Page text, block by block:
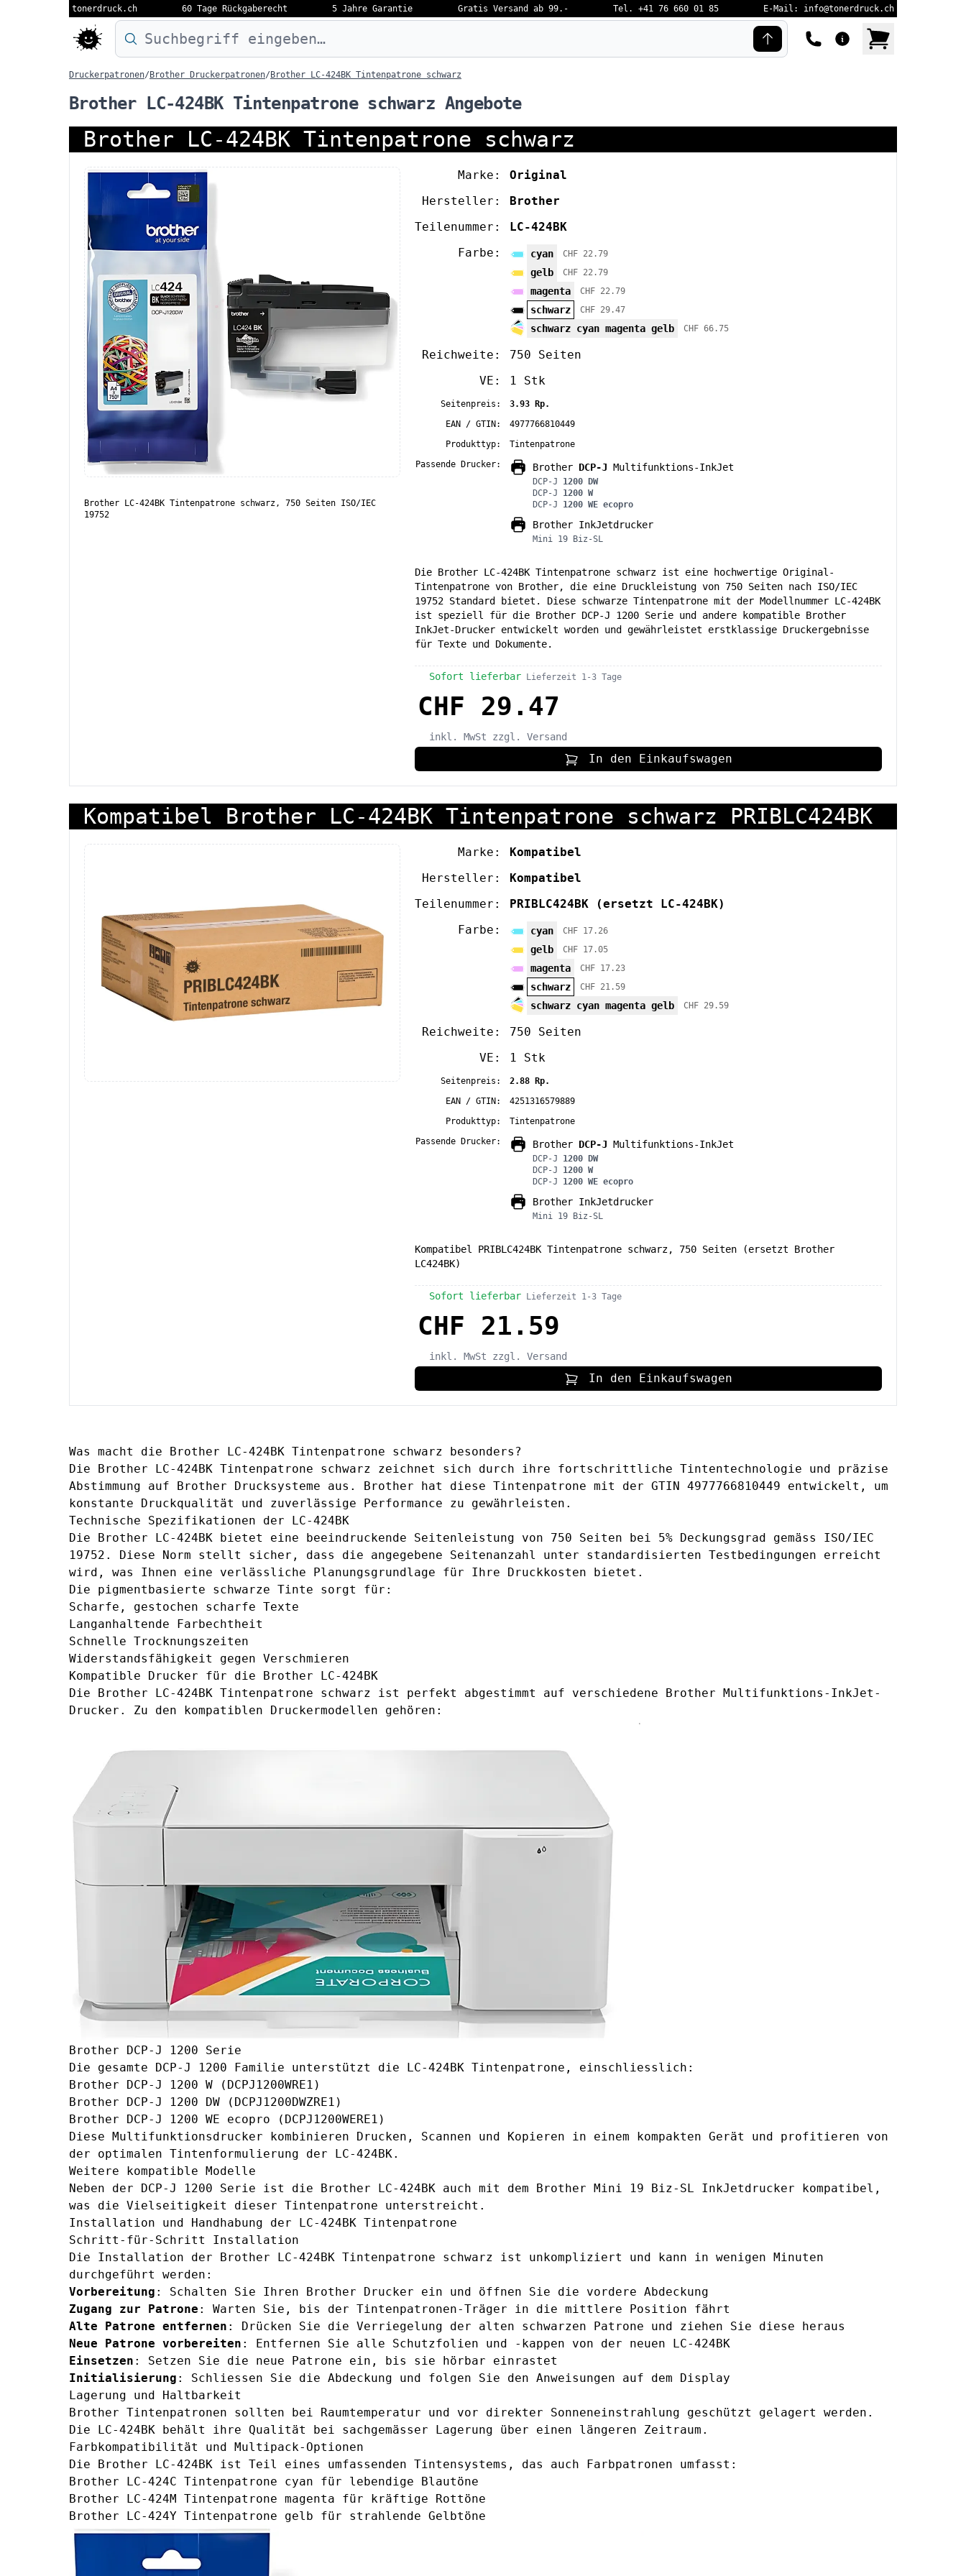
tonerdruck.ch 60 Tage Rückgaberecht 5 Jahre Garantie Gratis Versand ab 99.- Tel. +41 76 660 01 85 E-Mail: info@tonerdruck.ch
Druckermodell oder Produktnamen eingeben…
Druckerpatronen/ Brother Druckerpatronen/ Brother LC-424BK Tintenpatrone schwarz
Brother LC-424BK Tintenpatrone schwarz Angebote
Brother LC-424BK Tintenpatrone schwarz
Brother LC-424BK Tintenpatrone schwarz, 750 Seiten ISO/IEC
19752
Marke:
Original
Hersteller:
Brother
Teilenummer:
LC-424BK
Farbe:
cyan CHF 22.79
gelb CHF 22.79
magenta CHF 22.79
schwarz CHF 29.47
schwarz cyan magenta gelb CHF 66.75
Reichweite:
750 Seiten
VE:
1 Stk
Seitenpreis:
3.93 Rp.
EAN / GTIN:
4977766810449
Produkttyp:
Tintenpatrone
Passende Drucker:
Brother DCP-J Multifunktions-InkJet
DCP-J 1200 DW
DCP-J 1200 W
DCP-J 1200 WE ecopro
Brother InkJetdrucker
Mini 19 Biz-SL
Die Brother LC-424BK Tintenpatrone schwarz ist eine hochwertige Original-
Tintenpatrone von Brother, die eine Druckleistung von 750 Seiten nach ISO/IEC
19752 Standard bietet. Diese schwarze Tintenpatrone mit der Modellnummer LC-424BK
ist speziell für die Brother DCP-J 1200 Serie und andere kompatible Brother
InkJet-Drucker entwickelt worden und gewährleistet erstklassige Druckergebnisse
für Texte und Dokumente.
Sofort lieferbar Lieferzeit 1-3 Tage
CHF 29.47
inkl. MwSt zzgl. Versand
In den Einkaufswagen
Kompatibel Brother LC-424BK Tintenpatrone schwarz PRIBLC424BK
Marke:
Kompatibel
Hersteller:
Kompatibel
Teilenummer:
PRIBLC424BK
(ersetzt LC-424BK)
Farbe:
cyan CHF 17.26
gelb CHF 17.05
magenta CHF 17.23
schwarz CHF 21.59
schwarz cyan magenta gelb CHF 29.59
Reichweite:
750 Seiten
VE:
1 Stk
Seitenpreis:
2.88 Rp.
EAN / GTIN:
4251316579889
Produkttyp:
Tintenpatrone
Passende Drucker:
Brother DCP-J Multifunktions-InkJet
DCP-J 1200 DW
DCP-J 1200 W
DCP-J 1200 WE ecopro
Brother InkJetdrucker
Mini 19 Biz-SL
Kompatibel PRIBLC424BK Tintenpatrone schwarz, 750 Seiten (ersetzt Brother
LC424BK)
Sofort lieferbar Lieferzeit 1-3 Tage
CHF 21.59
inkl. MwSt zzgl. Versand
In den Einkaufswagen
Was macht die Brother LC-424BK Tintenpatrone schwarz besonders?
Die Brother LC-424BK Tintenpatrone schwarz zeichnet sich durch ihre fortschrittliche Tintentechnologie und präzise
Abstimmung auf Brother Drucksysteme aus. Brother hat diese Tintenpatrone mit der GTIN 4977766810449 entwickelt, um
konstante Druckqualität und zuverlässige Performance zu gewährleisten.
Technische Spezifikationen der LC-424BK
Die Brother LC-424BK bietet eine beeindruckende Seitenleistung von 750 Seiten bei 5% Deckungsgrad gemäss ISO/IEC
19752. Diese Norm stellt sicher, dass die angegebene Seitenanzahl unter standardisierten Testbedingungen erreicht
wird, was Ihnen eine verlässliche Planungsgrundlage für Ihre Druckkosten bietet.
Die pigmentbasierte schwarze Tinte sorgt für:
Scharfe, gestochen scharfe Texte
Langanhaltende Farbechtheit
Schnelle Trocknungszeiten
Widerstandsfähigkeit gegen Verschmieren
Kompatible Drucker für die Brother LC-424BK
Die Brother LC-424BK Tintenpatrone schwarz ist perfekt abgestimmt auf verschiedene Brother Multifunktions-InkJet-
Drucker. Zu den kompatiblen Druckermodellen gehören:
Brother DCP-J 1200 Serie
Die gesamte DCP-J 1200 Familie unterstützt die LC-424BK Tintenpatrone, einschliesslich:
Brother DCP-J 1200 W (DCPJ1200WRE1)
Brother DCP-J 1200 DW (DCPJ1200DWZRE1)
Brother DCP-J 1200 WE ecopro (DCPJ1200WERE1)
Diese Multifunktionsdrucker kombinieren Drucken, Scannen und Kopieren in einem kompakten Gerät und profitieren von
der optimalen Tintenformulierung der LC-424BK.
Weitere kompatible Modelle
Neben der DCP-J 1200 Serie ist die Brother LC-424BK auch mit dem Brother Mini 19 Biz-SL InkJetdrucker kompatibel,
was die Vielseitigkeit dieser Tintenpatrone unterstreicht.
Installation und Handhabung der LC-424BK Tintenpatrone
Schritt-für-Schritt Installation
Die Installation der Brother LC-424BK Tintenpatrone schwarz ist unkompliziert und kann in wenigen Minuten
durchgeführt werden:
Vorbereitung : Schalten Sie Ihren Brother Drucker ein und öffnen Sie die vordere Abdeckung
Zugang zur Patrone : Warten Sie, bis der Tintenpatronen-Träger in die mittlere Position fährt
Alte Patrone entfernen : Drücken Sie die Verriegelung der alten schwarzen Patrone und ziehen Sie diese heraus
Neue Patrone vorbereiten : Entfernen Sie alle Schutzfolien und -kappen von der neuen LC-424BK
Einsetzen : Setzen Sie die neue Patrone ein, bis sie hörbar einrastet
Initialisierung : Schliessen Sie die Abdeckung und folgen Sie den Anweisungen auf dem Display
Lagerung und Haltbarkeit
Brother Tintenpatronen sollten bei Raumtemperatur und vor direkter Sonneneinstrahlung geschützt gelagert werden.
Die LC-424BK behält ihre Qualität bei sachgemässer Lagerung über einen längeren Zeitraum.
Farbkompatibilität und Multipack-Optionen
Die Brother LC-424BK ist Teil eines umfassenden Tintensystems, das auch Farbpatronen umfasst:
Brother LC-424C Tintenpatrone cyan für lebendige Blautöne
Brother LC-424M Tintenpatrone magenta für kräftige Rottöne
Brother LC-424Y Tintenpatrone gelb für strahlende Gelbtöne